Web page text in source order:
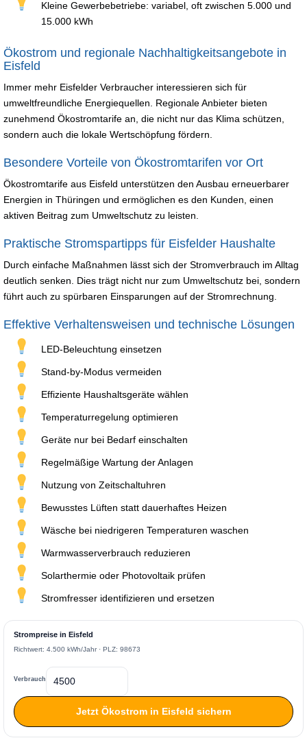
Kleine Gewerbebetriebe: variabel, oft zwischen 5.000 und
15.000 kWh
Ökostrom und regionale Nachhaltigkeitsangebote in
Eisfeld
Immer mehr Eisfelder Verbraucher interessieren sich für
umweltfreundliche Energiequellen. Regionale Anbieter bieten
zunehmend Ökostromtarife an, die nicht nur das Klima schützen,
sondern auch die lokale Wertschöpfung fördern.
Besondere Vorteile von Ökostromtarifen vor Ort
Ökostromtarife aus Eisfeld unterstützen den Ausbau erneuerbarer
Energien in Thüringen und ermöglichen es den Kunden, einen
aktiven Beitrag zum Umweltschutz zu leisten.
Praktische Stromspartipps für Eisfelder Haushalte
Durch einfache Maßnahmen lässt sich der Stromverbrauch im Alltag
deutlich senken. Dies trägt nicht nur zum Umweltschutz bei, sondern
führt auch zu spürbaren Einsparungen auf der Stromrechnung.
Effektive Verhaltensweisen und technische Lösungen
LED-Beleuchtung einsetzen
Stand-by-Modus vermeiden
Effiziente Haushaltsgeräte wählen
Temperaturregelung optimieren
Geräte nur bei Bedarf einschalten
Regelmäßige Wartung der Anlagen
Nutzung von Zeitschaltuhren
Bewusstes Lüften statt dauerhaftes Heizen
Wäsche bei niedrigeren Temperaturen waschen
Warmwasserverbrauch reduzieren
Solarthermie oder Photovoltaik prüfen
Stromfresser identifizieren und ersetzen
Strompreise in Eisfeld
Richtwert: 4.500 kWh/Jahr · PLZ: 98673
Verbrauch
Jetzt Ökostrom in Eisfeld sichern